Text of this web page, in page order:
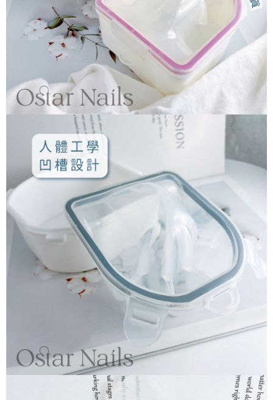
購買商品的店家。未經商家同意取消之訂單仍視為有效，需透過AFTEE先享
後付繳納相關費用。
※ 交易是否成功請以「AFTEE先享後付 」之結帳頁面顯示為準，若有關於
是否繳費成功／繳費後需取消欲退款等相關疑問，請聯繫「AFTEE先享後付
客戶支援中心」https://netprotections.freshdesk.com/support/home
１．透過由恩沛科技股份有限公司提供之「AFTEE先享後付」服務完成之交
易，需依本服務之必要範圍內提供個人資料，並將交易相關給付款項請求債
權轉讓予恩沛科技股份有限公司。
２．關於個人資料處理事宜，請瀏覽以下網址：
https://aftee.tw/terms/#terms3
３．未成年的使用者請事先徵得法定代理人或監護人之同意方可使用
「AFTEE先享後付」，若未經同意申辦者引起之損失，本公司不負相關責
４．使用「AFTEE先享後付」時，將依據個別帳號之用戶狀況，依本公司即
時審查核予不同之上限額度；若仍有額度不足之情形，本公司將視審查結果
請求用戶進行身份認證。
５．嚴禁一人註冊多個帳號或使用他人資訊註冊。若發現惡意使用之情形，
恩沛科技股份有限公司將有權停止該用戶之使用額度並採取法律行動。
每筆NT$70，滿NT$2,500(含以上)免運費
付款後7-11取貨
每筆NT$70，滿NT$2,500(含以上)免運費
每筆NT$100，滿NT$2,500(含以上)免運費
郵局郵寄
每筆NT$100，滿NT$2,500(含以上)免運費